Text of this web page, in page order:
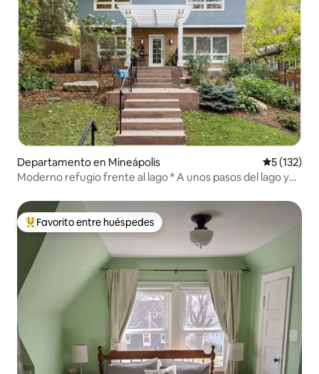
Departamento en Mineápolis
5 (132)
Moderno refugio frente al lago * A unos pasos del lago y
De los mejores en Favorito entre huéspedes
Favorito entre huéspedes